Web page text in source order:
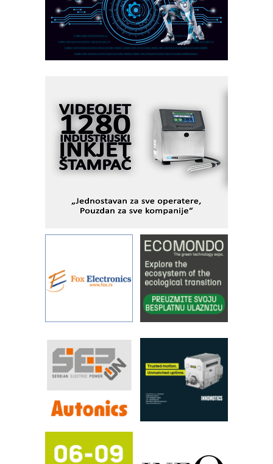
Fleksibilno stezanje i brzo
podešavanje u proizvodnji prototipova
KIP KOP – napredna rešenja za
savremene industrijske i logističke
objekte
rešenjima
IBeRTIM - oprema za ispitivanje
kontrole kvaliteta
STAUFF – Komponente koje
povećavaju pouzdanost hidrauličkih
sistema
pouzdanost u transferu fluida
rešenja za filtraciju u hidrauličkim i
procesnim sistemima
Art Utopia Studio – vizuelne priče
industrije i biznisa
RILINEX kompanije Rittal
FANUC: Najbolje za vašu pametnu
automatizaciju
Efikasno upravljanje energijom
Automatizacija pakovanja · Display
(Shelf-Ready) omotnice
Proizvodnja iC7 Hybrid 1500 VDC
mrežnog pretvarača sa tečnim
hlađenjem
Trajna oznaka kao dugoročna korist